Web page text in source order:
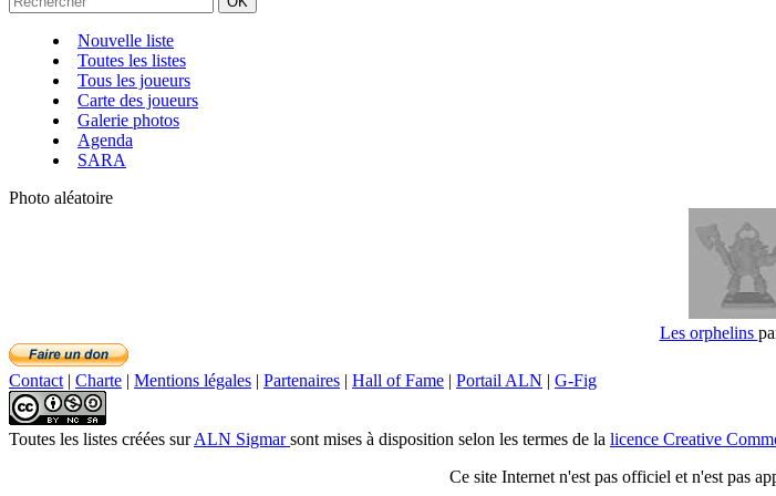
Nouvelle liste
Toutes les listes
Tous les joueurs
Carte des joueurs
Galerie photos
Agenda
SARA
Photo aléatoire
Les orphelins
Contact | Charte | Mentions légales | Partenaires | Hall of Fame | Portail ALN | G-Fig
Toutes les listes créées surALN Sigmarsont mises à disposition selon les termes de la licence Creative
Ce site Internet n'est pas officiel et n'est pas